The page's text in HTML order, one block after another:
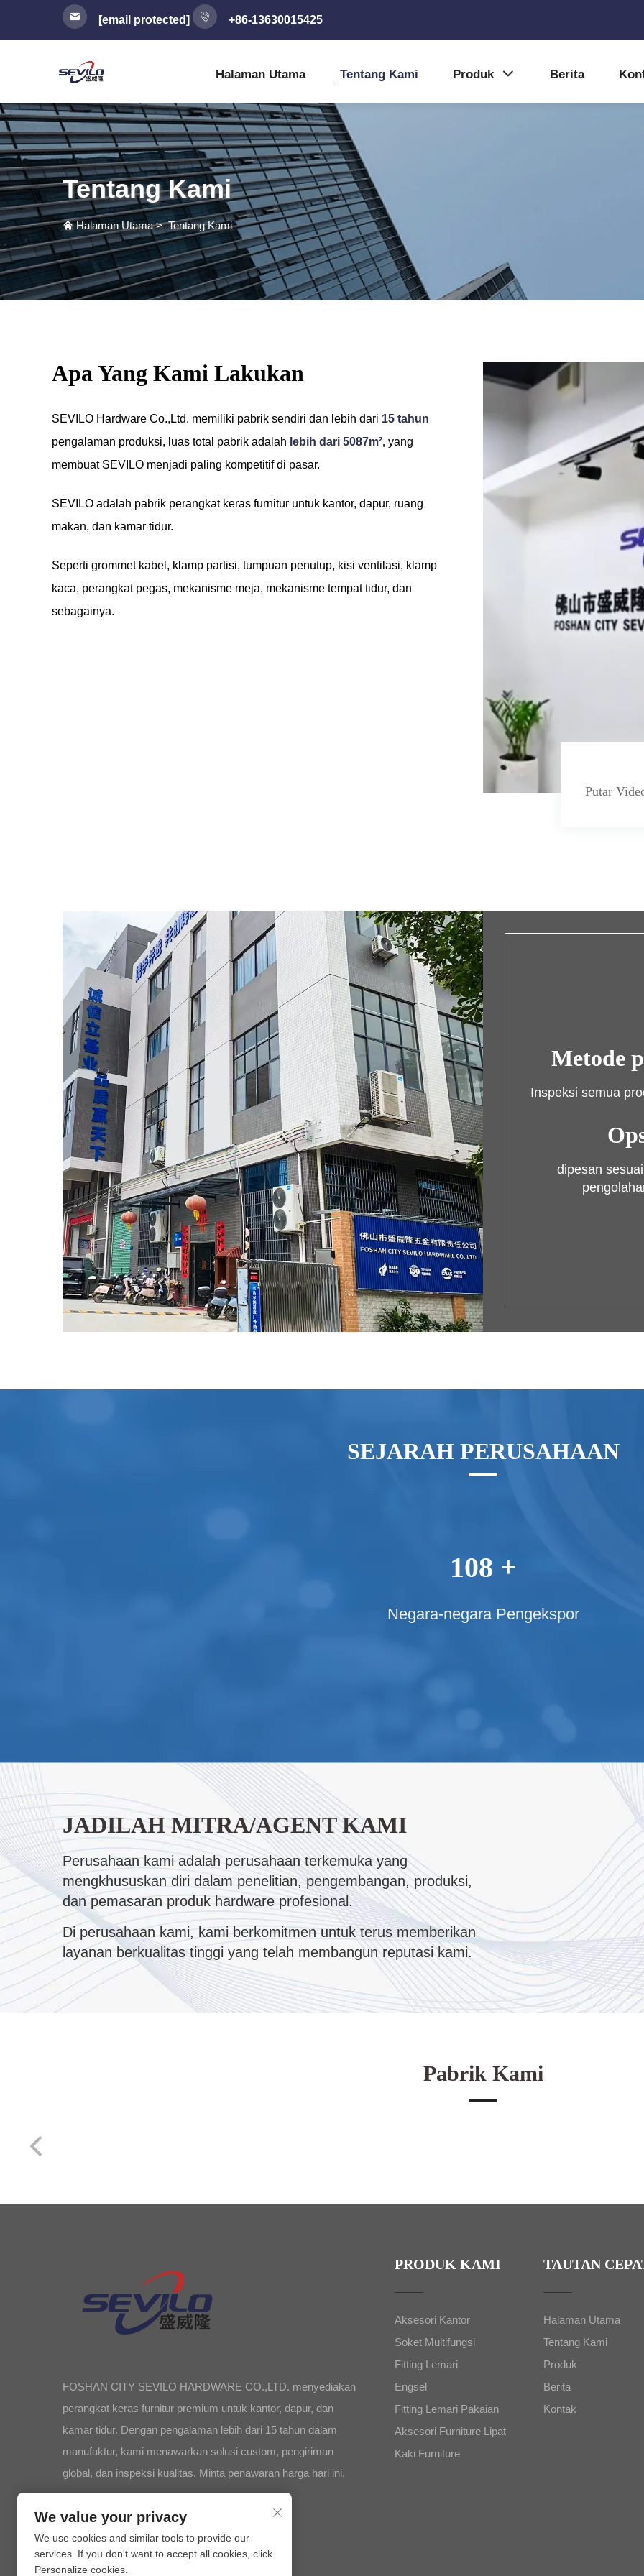
[email protected] +86-13630015425
Halaman Utama Tentang Kami Produk Berita
Tentang Kami
Halaman Utama>Tentang Kami
Apa Yang Kami Lakukan
SEVILO Hardware Co.,Ltd. memiliki pabrik sendiri dan lebih dari 15 tahun
pengalaman produksi, luas total pabrik adalah lebih dari 5087m², yang
membuat SEVILO menjadi paling kompetitif di pasar.
SEVILO adalah pabrik perangkat keras furnitur untuk kantor, dapur, ruang
makan, dan kamar tidur.
Seperti grommet kabel, klamp partisi, tumpuan penutup, kisi ventilasi, klamp
kaca, perangkat pegas, mekanisme meja, mekanisme tempat tidur, dan
sebagainya.
Putar
Metode
Inspeksi semua
dipesan
SEJARAH PERUSAHAAN
108 +
Negara-negara Pengekspor
JADILAH MITRA/AGENT KAMI
Perusahaan kami adalah perusahaan terkemuka yang
mengkhususkan diri dalam penelitian, pengembangan, produksi,
dan pemasaran produk hardware profesional.
Di perusahaan kami, kami berkomitmen untuk terus memberikan
layanan berkualitas tinggi yang telah membangun reputasi kami.
Pabrik Kami
FOSHAN CITY SEVILO HARDWARE CO.,LTD. menyediakan
perangkat keras furnitur premium untuk kantor, dapur, dan
kamar tidur. Dengan pengalaman lebih dari 15 tahun dalam
manufaktur, kami menawarkan solusi custom, pengiriman
global, dan inspeksi kualitas. Minta penawaran harga hari ini.
PRODUK KAMI
Aksesori Kantor
Soket Multifungsi
Fitting Lemari
Engsel
Fitting Lemari Pakaian
Aksesori Furniture Lipat
Kaki Furniture
TAUTAN
Halaman Utama
Tentang Kami
Produk
Berita
Kontak
We value your privacy
We use cookies and similar tools to provide our
services. If you don't want to accept all cookies, click
Personalize cookies.